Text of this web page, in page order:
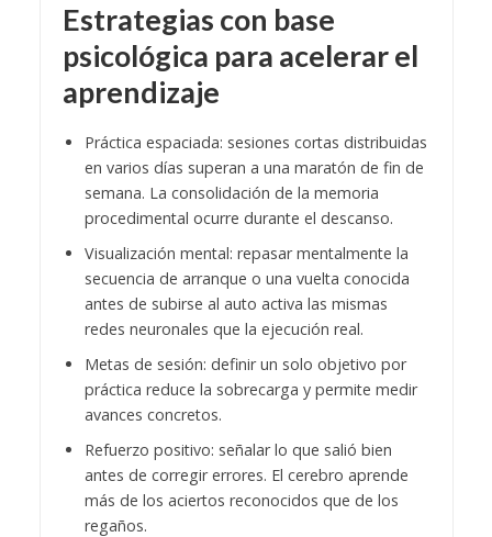
Estrategias con base
psicológica para acelerar el
aprendizaje
Práctica espaciada: sesiones cortas distribuidas
en varios días superan a una maratón de fin de
semana. La consolidación de la memoria
procedimental ocurre durante el descanso.
Visualización mental: repasar mentalmente la
secuencia de arranque o una vuelta conocida
antes de subirse al auto activa las mismas
redes neuronales que la ejecución real.
Metas de sesión: definir un solo objetivo por
práctica reduce la sobrecarga y permite medir
avances concretos.
Refuerzo positivo: señalar lo que salió bien
antes de corregir errores. El cerebro aprende
más de los aciertos reconocidos que de los
regaños.